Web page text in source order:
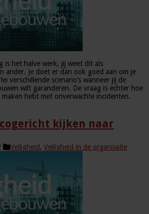
is het halve werk, jij weet dit als
ander. Je doet er dan ook goed aan om je
verschillende scenario’s wanneer jij de
wilt garanderen. De vraag is echter hoe
hebt met onverwachte incidenten.
kijken naar
Veiligheid, Veiligheid in de organisatie